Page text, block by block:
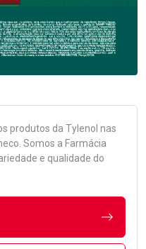
produtos da Tylenol nas
Somos a Farmácia
e qualidade do